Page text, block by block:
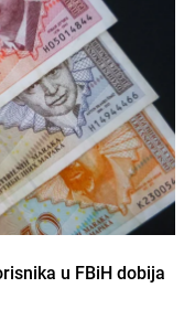
u FBiH dobija